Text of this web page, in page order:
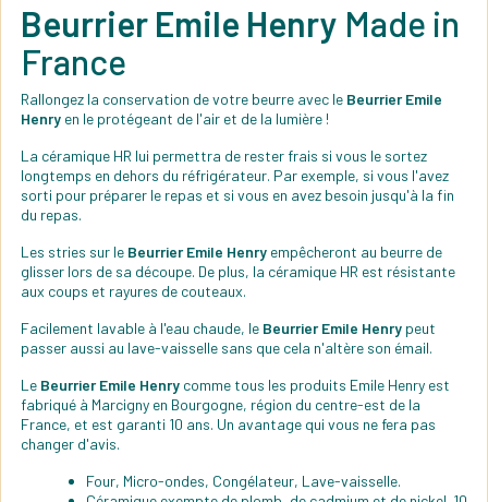
Beurrier Emile Henry Made in
France
Rallongez la conservation de votre beurre avec le Beurrier Emile
Henry en le protégeant de l'air et de la lumière !
La céramique HR lui permettra de rester frais si vous le sortez
longtemps en dehors du réfrigérateur. Par exemple, si vous l'avez
sorti pour préparer le repas et si vous en avez besoin jusqu'à la fin
du repas.
Les stries sur le Beurrier Emile Henry empêcheront au beurre de
glisser lors de sa découpe. De plus, la céramique HR est résistante
aux coups et rayures de couteaux.
Facilement lavable à l'eau chaude, le Beurrier Emile Henry peut
passer aussi au lave-vaisselle sans que cela n'altère son émail.
Le Beurrier Emile Henry comme tous les produits Emile Henry est
fabriqué à Marcigny en Bourgogne, région du centre-est de la
France, et est garanti 10 ans. Un avantage qui vous ne fera pas
changer d'avis.
Four, Micro-ondes, Congélateur, Lave-vaisselle.